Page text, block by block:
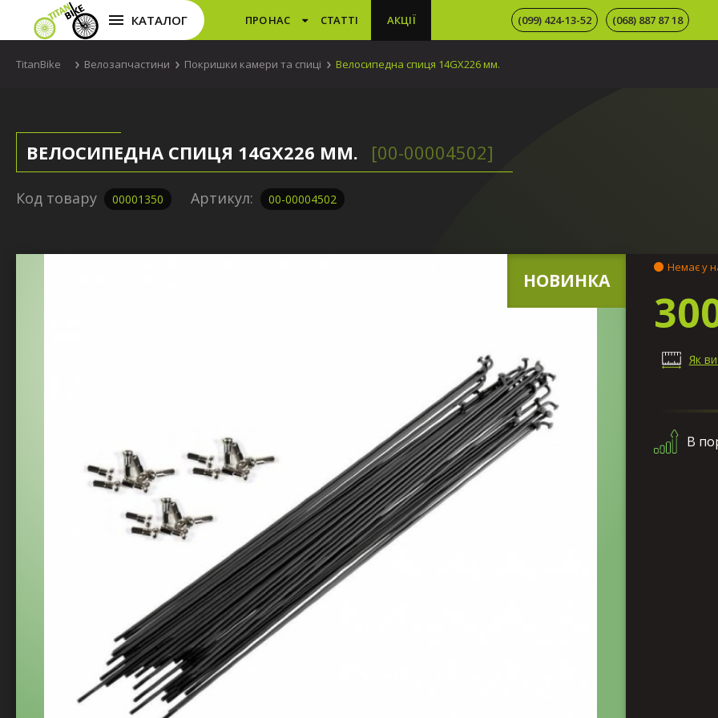
КАТАЛОГ ПРО НАС СТАТТІ АКЦІЇ (099) 424-13-52 (068) 887 87 18
TitanBike Велозапчастини Покришки камери та спиці Велосипедна спиця 14GX226 мм.
ВЕЛОСИПЕДНА СПИЦЯ 14GX226 ММ. [00-00004502]
Код товару 00001350 Артикул: 00-00004502
НОВИНКА
Немає у
Як
В